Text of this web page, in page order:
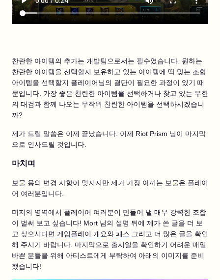
찬란한 아이템의 추가는 개발팀으로서는 필수였습니다. 원하는
찬란한 아이템을 선택할지 보유하고 있는 아이템에 딱 맞는 조합
아이템을 선택할지 플레이어님의 결단이 필요한 과정이 있기 때
문입니다. 가장 좋은 찬란한 아이템을 선택하거나 찾고 있는 무한
의 대검과 함께 나오는 무작위 찬란한 아이템을 선택하시겠습니
까?
제가 드릴 말씀은 이제 끝났습니다. 이제 Riot Prism 님이 마지막
으로 인사드릴 것입니다.
마치며
보물 용의 변경 사항이 멋지지만 제가 가장 아끼는 보물은 플레이
어 여러분입니다.
미지의 영역에서 플레이어 여러분이 만들어 낼 매우 강력한 조합
이 벌써 보고 싶습니다! Mort 님의 설명 뒤에 제가 쓴 글을 더 보
고 싶으시다면 게임플레이 개요와 패스 그리고 더 많은 글을 확인
해 주시기 바랍니다. 마지막으로 출시일을 확인하기 어려운 매일
바쁜 분들을 위해 아티스트에게 부탁하여 아래의 이미지를 준비
했습니다!